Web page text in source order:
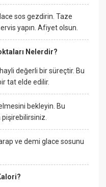
sos gezdirin. Taze
yapın. Afiyet olsun.
Nelerdir?
değerli bir süreçtir. Bu
tat elde edilir.
bekleyin. Bu
ve demi glace sosunu